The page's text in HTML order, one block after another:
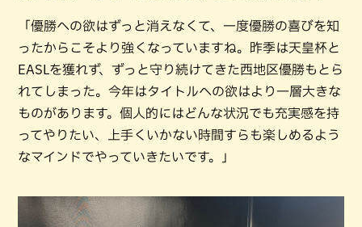
「優勝への欲はずっと消えなくて、一度優勝の喜びを知
ったからこそより強くなっていますね。昨季は天皇杯と
EASLを獲れず、ずっと守り続けてきた西地区優勝もとら
れてしまった。今年はタイトルへの欲はより一層大きな
ものがあります。個人的にはどんな状況でも充実感を持
ってやりたい、上手くいかない時間すらも楽しめるよう
なマインドでやっていきたいです。」